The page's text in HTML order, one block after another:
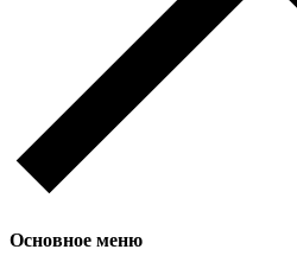
Основное меню